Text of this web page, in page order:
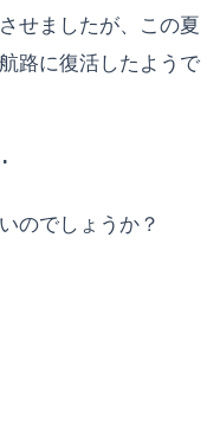
せましたが、この夏
路に復活したようで
のでしょうか？